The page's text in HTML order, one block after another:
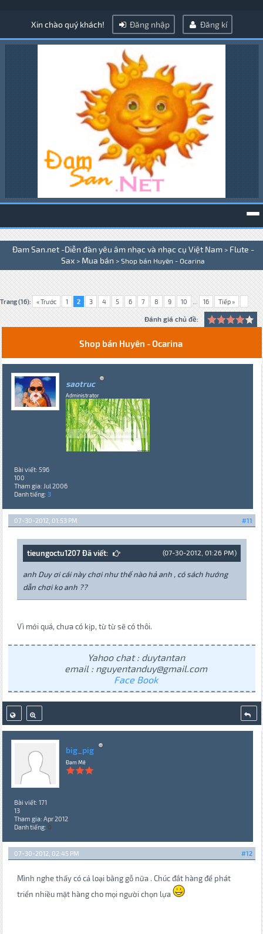
Xin chào quý khách! Đăng nhập Đăng kí
Đam San.net -Diễn đàn yêu âm nhạc và nhạc cụ Việt Nam > Flute -
Sax > Mua bán > Shop bán Huyên - Ocarina
Trang (16): « Trước 1 2 3 4 5 6 7 8 9 10 ... 16 Tiếp »
Đánh giá chủ đề:
Shop bán Huyên - Ocarina
saotruc
Administrator
Bài viết: 596
100
Tham gia: Jul 2006
Danh tiếng: 3
#11
07-30-2012, 01:53 PM
(07-30-2012, 01:26 PM)
tieungoctu1207 Đã viết:
anh Duy ơi cái này chơi như thế nào hả anh , có sách hướng
dẫn chơi ko anh ??
Vì mới quá, chưa có kịp, từ từ sẽ có thôi.
Yahoo chat : duytantan
email : nguyentanduy@gmail.com
Face Book
big_pig
Đam Mê
Bài viết: 171
13
Tham gia: Apr 2012
Danh tiếng: 0
#12
07-30-2012, 02:45 PM
Mình nghe thấy có cả loại bằng gỗ nữa . Chúc đắt hàng để phát
triển nhiều mặt hàng cho mọi người chọn lựa